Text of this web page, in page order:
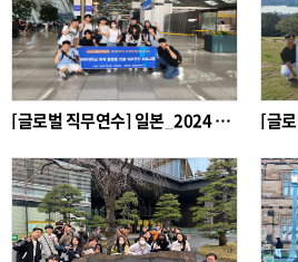
[글로벌 직무연수] 일본_2024 하계 글로벌 전공직무연수